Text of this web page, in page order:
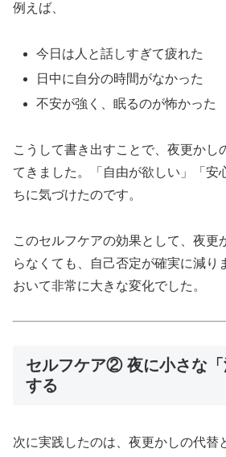
例えば、
今日は人と話しすぎて疲れた
日中に自分の時間がなかった
不安が強く、眠るのが怖かった
こうして書き出すことで、夜更かし
てきました。「自由が欲しい」「安
ちに気づけたのです。
このセルフケアの効果として、夜更
らなくても、自己否定が確実に減り
おいて非常に大きな変化でした。
セルフケア② 夜に小さな
する
次に実践したのは、夜更かしの代替